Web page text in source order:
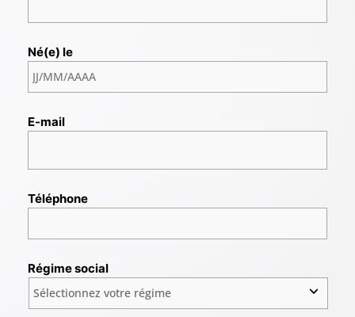
Né(e) le
E-mail
Téléphone
Régime social